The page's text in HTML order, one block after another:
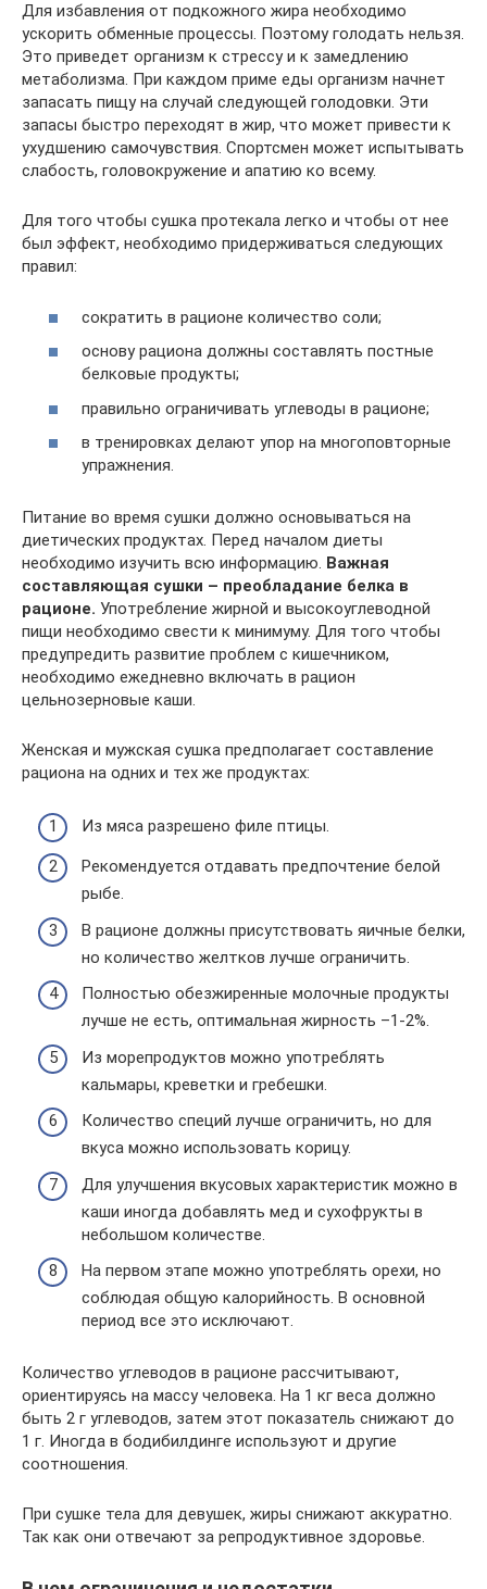
Для избавления от подкожного жира необходимо
ускорить обменные процессы. Поэтому голодать нельзя.
Это приведет организм к стрессу и к замедлению
метаболизма. При каждом приме еды организм начнет
запасать пищу на случай следующей голодовки. Эти
запасы быстро переходят в жир, что может привести к
ухудшению самочувствия. Спортсмен может испытывать
слабость, головокружение и апатию ко всему.
Для того чтобы сушка протекала легко и чтобы от нее
был эффект, необходимо придерживаться следующих
правил:
сократить в рационе количество соли;
основу рациона должны составлять постные
белковые продукты;
правильно ограничивать углеводы в рационе;
в тренировках делают упор на многоповторные
упражнения.
Питание во время сушки должно основываться на
диетических продуктах. Перед началом диеты
необходимо изучить всю информацию. Важная
составляющая сушки – преобладание белка в
рационе. Употребление жирной и высокоуглеводной
пищи необходимо свести к минимуму. Для того чтобы
предупредить развитие проблем с кишечником,
необходимо ежедневно включать в рацион
цельнозерновые каши.
Женская и мужская сушка предполагает составление
рациона на одних и тех же продуктах:
Из мяса разрешено филе птицы.
Рекомендуется отдавать предпочтение белой
рыбе.
В рационе должны присутствовать яичные белки,
но количество желтков лучше ограничить.
Полностью обезжиренные молочные продукты
лучше не есть, оптимальная жирность –1-2%.
Из морепродуктов можно употреблять
кальмары, креветки и гребешки.
Количество специй лучше ограничить, но для
вкуса можно использовать корицу.
Для улучшения вкусовых характеристик можно в
каши иногда добавлять мед и сухофрукты в
небольшом количестве.
На первом этапе можно употреблять орехи, но
соблюдая общую калорийность. В основной
период все это исключают.
Количество углеводов в рационе рассчитывают,
ориентируясь на массу человека. На 1 кг веса должно
быть 2 г углеводов, затем этот показатель снижают до
1 г. Иногда в бодибилдинге используют и другие
соотношения.
При сушке тела для девушек, жиры снижают аккуратно.
Так как они отвечают за репродуктивное здоровье.